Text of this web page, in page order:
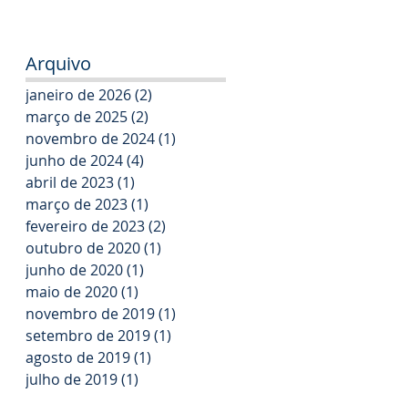
Arquivo
janeiro de 2026(2)
março de 2025(2)
novembro de 2024(1)
junho de 2024(4)
abril de 2023(1)
março de 2023(1)
fevereiro de 2023(2)
outubro de 2020(1)
junho de 2020(1)
maio de 2020(1)
novembro de 2019(1)
setembro de 2019(1)
agosto de 2019(1)
julho de 2019(1)